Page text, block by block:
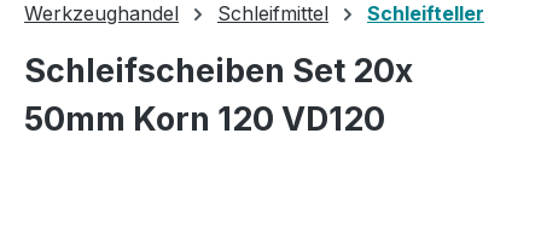
Werkzeughandel Schleifmittel Schleifteller
Schleifscheiben Set 20x
50mm Korn 120 VD120